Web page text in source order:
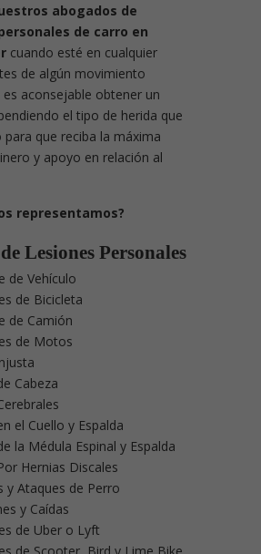
abogados de
de carro en
cuando esté en cualquier
de algún movimiento
aconsejable obtener un
el tipo de herida que
para que reciba la máxima
y apoyo en relación al
representamos?
Lesiones Personales
de Vehículo
de Bicicleta
de Camión
de Motos
Cabeza
el Cuello y Espalda
la Médula Espinal y Espalda
Hernias Discales
y Ataques de Perro
y Caídas
de Uber o Lyft